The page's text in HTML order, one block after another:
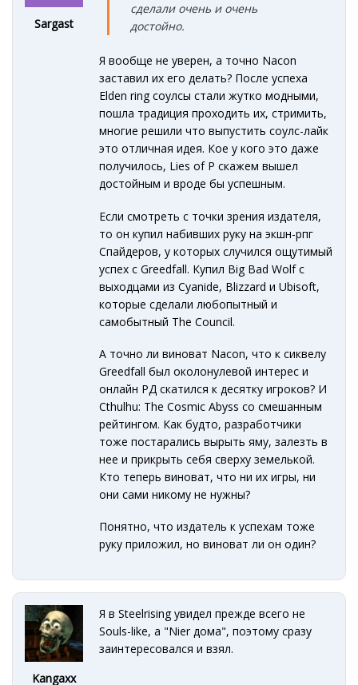
Sargast
сделали очень и очень
достойно.
Я вообще не уверен, а точно Nacon
заставил их его делать? После успеха
Elden ring соулсы стали жутко модными,
пошла традиция проходить их, стримить,
многие решили что выпустить соулс-лайк
это отличная идея. Кое у кого это даже
получилось, Lies of P скажем вышел
достойным и вроде бы успешным.
Если смотреть с точки зрения издателя,
то он купил набивших руку на экшн-рпг
Спайдеров, у которых случился ощутимый
успех с Greedfall. Купил Big Bad Wolf с
выходцами из Cyanide, Blizzard и Ubisoft,
которые сделали любопытный и
самобытный The Council.
А точно ли виноват Nacon, что к сиквелу
Greedfall был околонулевой интерес и
онлайн РД скатился к десятку игроков? И
Cthulhu: The Cosmic Abyss со смешанным
рейтингом. Как будто, разработчики
тоже постарались вырыть яму, залезть в
нее и прикрыть себя сверху земелькой.
Кто теперь виноват, что ни их игры, ни
они сами никому не нужны?
Понятно, что издатель к успехам тоже
руку приложил, но виноват ли он один?
Kangaxx
Я в Steelrising увидел прежде всего не
Souls-like, а "Nier дома", поэтому сразу
заинтересовался и взял.